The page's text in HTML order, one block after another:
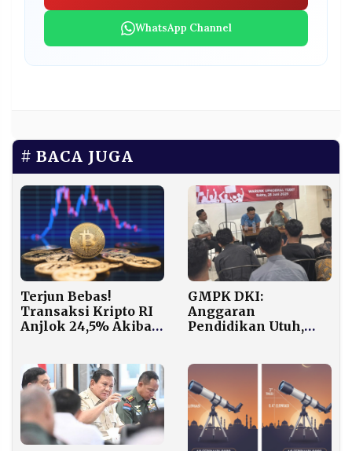
WhatsApp Channel
BACA JUGA
Terjun Bebas!
Transaksi Kripto RI
Anjlok 24,5% Akibat
GMPK DKI:
Anggaran
Pendidikan Utuh,
Belanja Negara